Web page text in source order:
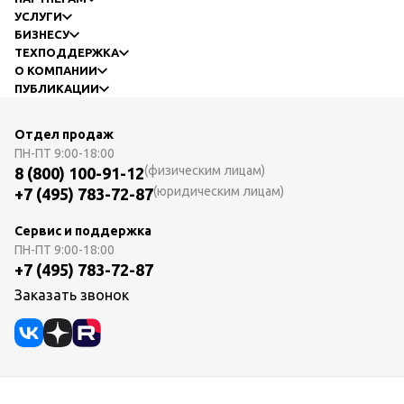
УСЛУГИ
БИЗНЕСУ
ТЕХПОДДЕРЖКА
О КОМПАНИИ
ПУБЛИКАЦИИ
Отдел продаж
ПН-ПТ 9:00-18:00
8 (800) 100-91-12(физическим лицам)
+7 (495) 783-72-87(юридическим лицам)
Сервис и поддержка
ПН-ПТ 9:00-18:00
+7 (495) 783-72-87
Заказать звонок